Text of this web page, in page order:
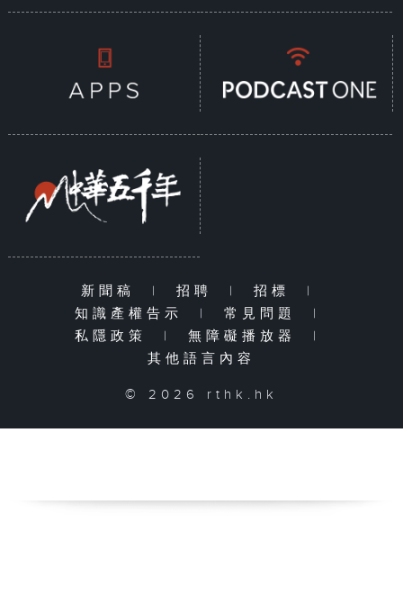
新聞稿 | 招聘 | 招標
|
知識產權告示
| 常見問題
|
私隱政策
| 無障礙播放器
|
其他語言內容
© 2026 rthk.hk